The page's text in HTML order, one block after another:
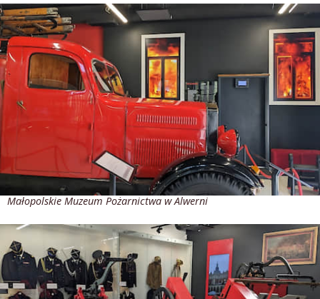
Małopolskie Muzeum Pożarnictwa w Alwerni